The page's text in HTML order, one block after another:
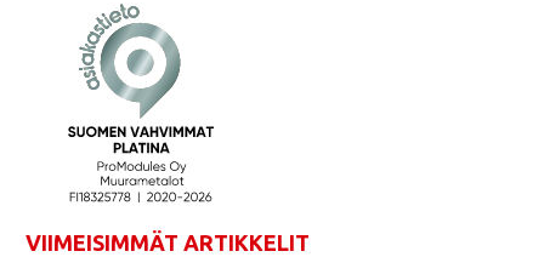
VIIMEISIMMÄT ARTIKKELIT